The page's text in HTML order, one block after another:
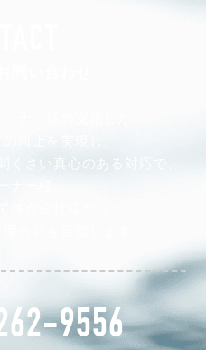
くさい真心のある対応で、
仲介会社様から
会社を目指します。
9556